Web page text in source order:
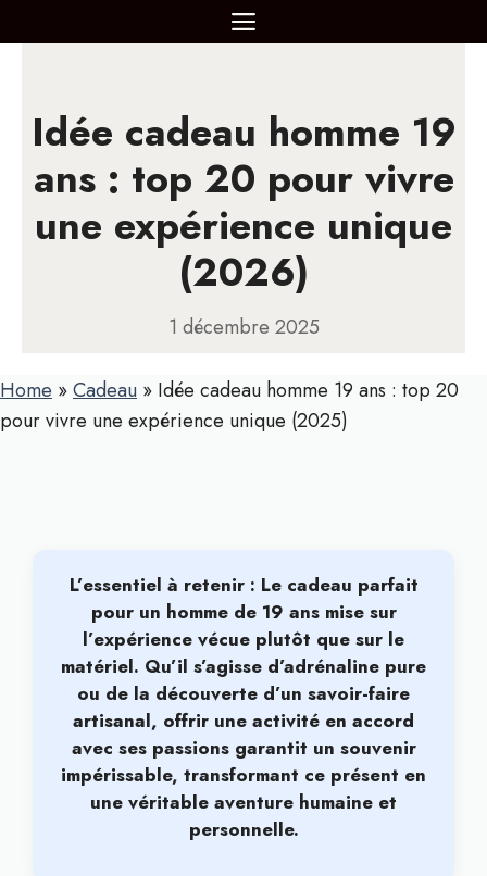
au
MENU
Idée cadeau homme 19
ans : top 20 pour vivre
une expérience unique
(2026)
1 décembre 2025
Home »Cadeau » Idée cadeau homme 19 ans : top 20
pour vivre une expérience unique (2025)
L’essentiel à retenir : Le cadeau parfait
pour un homme de 19 ans mise sur
l’expérience vécue plutôt que sur le
matériel. Qu’il s’agisse d’adrénaline pure
ou de la découverte d’un savoir-faire
artisanal, offrir une activité en accord
avec ses passions garantit un souvenir
impérissable, transformant ce présent en
une véritable aventure humaine et
personnelle.